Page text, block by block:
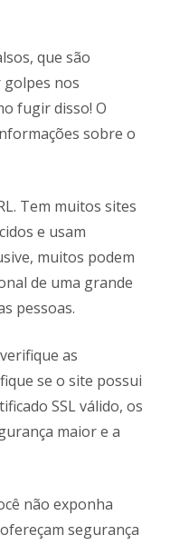
que são
nos
fugir disso! O
sobre o
Tem muitos sites
e usam
muitos podem
de uma grande
pessoas.
as
se o site possui
SSL válido, os
maior e a
não exponha
segurança